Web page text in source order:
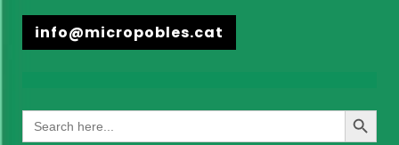
info@micropobles.cat
Search
for:
Search
Button